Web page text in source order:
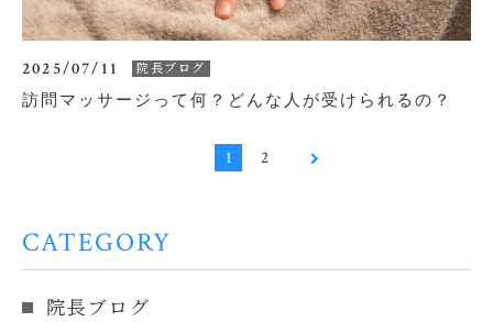
2025/07/11 院長ブログ
訪問マッサージって何？どんな人が受けられるの？
1 2
CATEGORY
院長ブログ